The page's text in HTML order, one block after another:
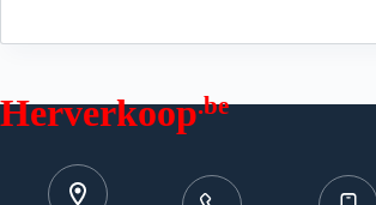
Herverkoop.be